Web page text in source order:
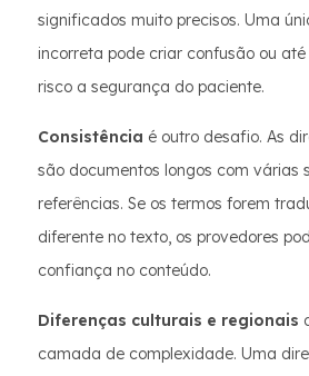
significados muito precisos. Uma
incorreta pode criar confusão ou
risco a segurança do paciente.
Consistência é outro desafio. As
são documentos longos com várias
referências. Se os termos forem
diferente no texto, os provedores
confiança no conteúdo.
Diferenças culturais e regionais
camada de complexidade. Uma